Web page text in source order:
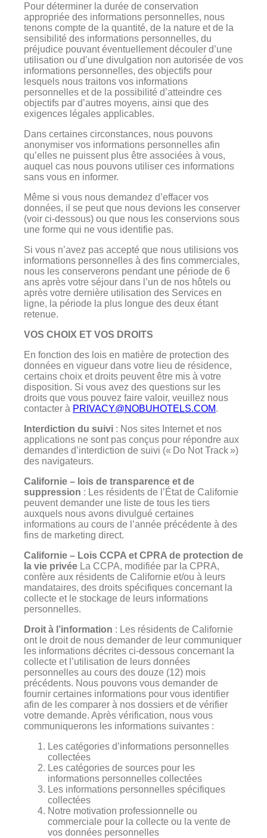
Pour déterminer la durée de conservation
appropriée des informations personnelles, nous
tenons compte de la quantité, de la nature et de la
sensibilité des informations personnelles, du
préjudice pouvant éventuellement découler d’une
utilisation ou d’une divulgation non autorisée de vos
informations personnelles, des objectifs pour
lesquels nous traitons vos informations
personnelles et de la possibilité d’atteindre ces
objectifs par d’autres moyens, ainsi que des
exigences légales applicables.
Dans certaines circonstances, nous pouvons
anonymiser vos informations personnelles afin
qu’elles ne puissent plus être associées à vous,
auquel cas nous pouvons utiliser ces informations
sans vous en informer.
Même si vous nous demandez d’effacer vos
données, il se peut que nous devions les conserver
(voir ci-dessous) ou que nous les conservions sous
une forme qui ne vous identifie pas.
Si vous n’avez pas accepté que nous utilisions vos
informations personnelles à des fins commerciales,
nous les conserverons pendant une période de 6
ans après votre séjour dans l’un de nos hôtels ou
après votre dernière utilisation des Services en
ligne, la période la plus longue des deux étant
retenue.
VOS CHOIX ET VOS DROITS
En fonction des lois en matière de protection des
données en vigueur dans votre lieu de résidence,
certains choix et droits peuvent être mis à votre
disposition. Si vous avez des questions sur les
droits que vous pouvez faire valoir, veuillez nous
contacter à PRIVACY@NOBUHOTELS.COM.
Interdiction du suivi : Nos sites Internet et nos
applications ne sont pas conçus pour répondre aux
demandes d’interdiction de suivi (« Do Not Track »)
des navigateurs.
Californie – lois de transparence et de
suppression : Les résidents de l’État de Californie
peuvent demander une liste de tous les tiers
auxquels nous avons divulgué certaines
informations au cours de l’année précédente à des
fins de marketing direct.
Californie – Lois CCPA et CPRA de protection de
la vie privée La CCPA, modifiée par la CPRA,
confère aux résidents de Californie et/ou à leurs
mandataires, des droits spécifiques concernant la
collecte et le stockage de leurs informations
personnelles.
Droit à l’information : Les résidents de Californie
ont le droit de nous demander de leur communiquer
les informations décrites ci-dessous concernant la
collecte et l’utilisation de leurs données
personnelles au cours des douze (12) mois
précédents. Nous pouvons vous demander de
fournir certaines informations pour vous identifier
afin de les comparer à nos dossiers et de vérifier
votre demande. Après vérification, nous vous
communiquerons les informations suivantes :
Les catégories d’informations personnelles
collectées
Les catégories de sources pour les
informations personnelles collectées
Les informations personnelles spécifiques
collectées
Notre motivation professionnelle ou
commerciale pour la collecte ou la vente de
vos données personnelles